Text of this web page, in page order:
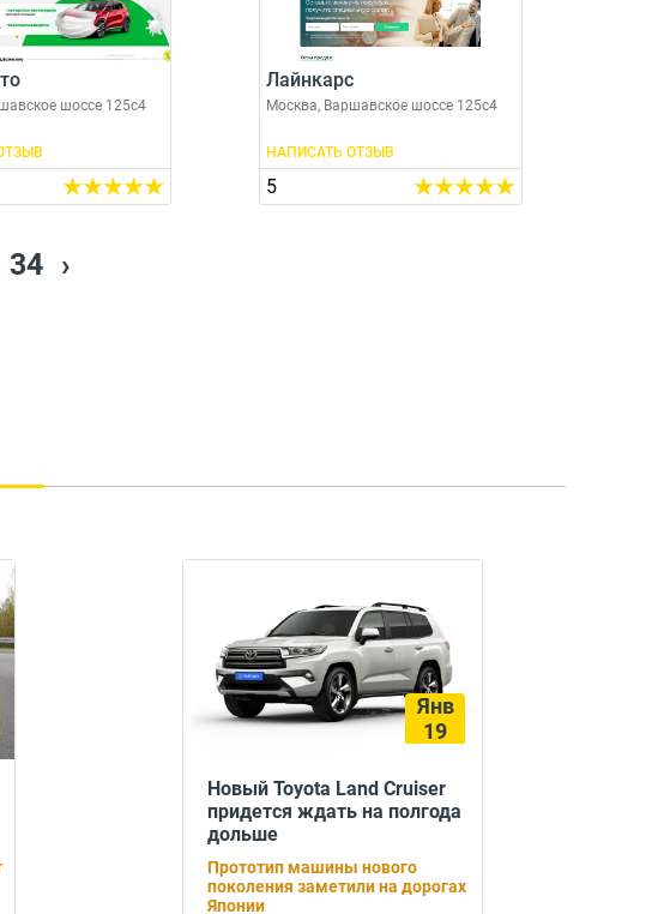
шоссе 125с4
Лайнкарс
Москва, Варшавское шоссе 125с4
НАПИСАТЬ ОТЗЫВ
5
34 ›
Янв
19
Новый Toyota Land Cruiser
придется ждать на полгода
дольше
Прототип машины нового
поколения заметили на дорогах
Японии